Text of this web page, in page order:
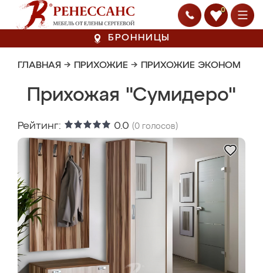
0
БРОННИЦЫ
ГЛАВНАЯ → ПРИХОЖИЕ → ПРИХОЖИЕ ЭКОНОМ
Прихожая "Сумидеро"
Рейтинг: 0.0 (0 голосов)